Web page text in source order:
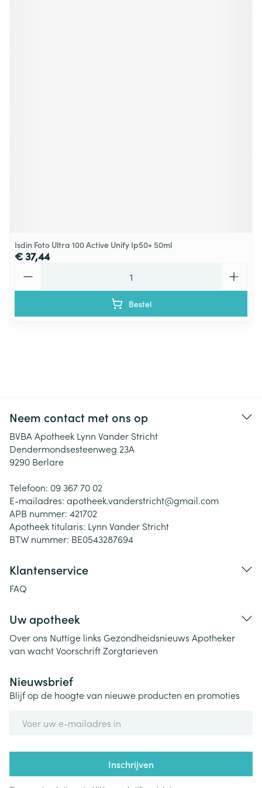
Isdin Foto Ultra 100 Active Unify Ip50+ 50ml
€ 37,44
Bestel
Neem contact met ons op
BVBA Apotheek Lynn Vander Stricht
Dendermondsesteenweg 23A
9290 Berlare
Telefoon: 09 367 70 02
E-mailadres: apotheek.vanderstricht@gmail.com
APB nummer: 421702
Apotheek titularis: Lynn Vander Stricht
BTW nummer: BE0543287694
Klantenservice
FAQ
Uw apotheek
Over ons Nuttige links Gezondheidsnieuws Apotheker
van wachtVoorschriftZorgtarieven
Nieuwsbrief
Blijf op de hoogte van nieuwe producten en promoties
Inschrijven